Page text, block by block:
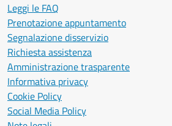
Leggi le FAQ
Prenotazione appuntamento
Segnalazione disservizio
Richiesta assistenza
Amministrazione trasparente
Informativa privacy
Cookie Policy
Social Media Policy